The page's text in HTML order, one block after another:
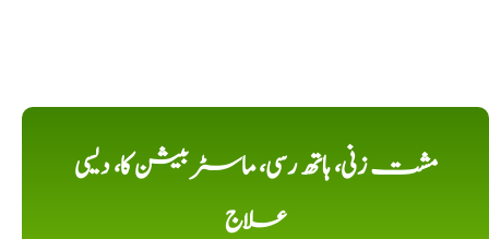
مشت زنی، ہاتھ رسی، ماسٹر بیشن کا، دیسی
علاج